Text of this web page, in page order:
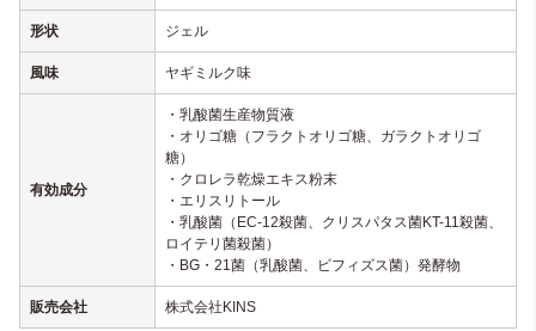
形状 ジェル
風味 ヤギミルク味
有効成分
・乳酸菌生産物質液
・オリゴ糖（フラクトオリゴ糖、ガラクトオリゴ
糖）
・クロレラ乾燥エキス粉末
・エリスリトール
・乳酸菌（EC-12殺菌、クリスパタス菌KT-11殺菌、
ロイテリ菌殺菌）
・BG・21菌（乳酸菌、ビフィズス菌）発酵物
販売会社 株式会社KINS